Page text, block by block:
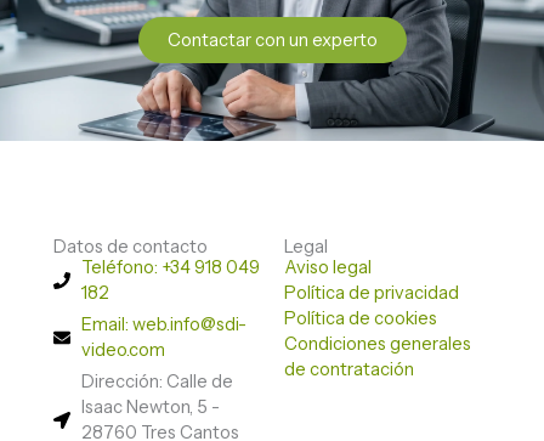
Contactar con un experto
Datos de contacto
Teléfono: +34 918 049
182
Email: web.info@sdi-
video.com
Dirección: Calle de
Isaac Newton, 5 -
28760 Tres Cantos
Legal
Aviso legal
Política de privacidad
Política de cookies
Condiciones generales
de contratación